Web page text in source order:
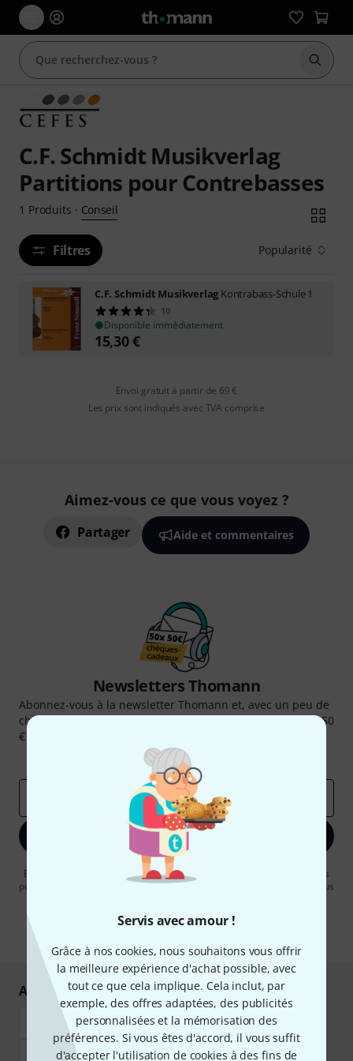
Servis avec amour !
Grâce à nos cookies, nous souhaitons vous offrir
la meilleure expérience d'achat possible, avec
tout ce que cela implique. Cela inclut, par
exemple, des offres adaptées, des publicités
personnalisées et la mémorisation des
préférences. Si vous êtes d'accord, il vous suffit
d'accepter l'utilisation de cookies à des fins de
C.F. Schmidt Musikverlag
Partitions pour Contrebasses
1 Produits · Conseil
Filtres Popularité
C.F. Schmidt Musikverlag Kontrabass-Schule 1
10
Disponible immédiatement
15,30€
Envoi gratuit à partir de 69 €
Les prix sont indiqués avec TVA comprise
Aimez-vous ce que vous voyez ?
Partager Aide et commentaires
Newsletters Thomann
Abonnez-vous à la newsletter Thomann et, avec un peu de
chance, gagnez l'un des 50 bons d'achat d'une valeur de 50
€ chacun!
Articles inspirants
Deals
S'inscrire maintenant
En cliquant sur "S'inscrire maintenant", vous acceptez de recevoir des
publicités par e-mail. La désinscription est possible à tout moment. Vous
Achetez et payez en toute sécurité